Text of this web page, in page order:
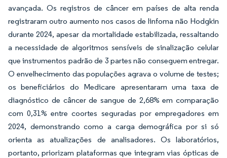
avançada. Os registros de câncer em países de alta renda
registraram outro aumento nos casos de linfoma não Hodgkin
durante 2024, apesar da mortalidade estabilizada, ressaltando
a necessidade de algoritmos sensíveis de sinalização celular
que instrumentos padrão de 3 partes não conseguem entregar.
O envelhecimento das populações agrava o volume de testes;
os beneficiários do Medicare apresentaram uma taxa de
diagnóstico de câncer de sangue de 2,68% em comparação
com 0,31% entre coortes seguradas por empregadores em
2024, demonstrando como a carga demográfica por si só
orienta as atualizações de analisadores. Os laboratórios,
portanto, priorizam plataformas que integram vias ópticas de